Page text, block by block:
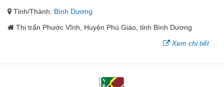
Tỉnh/Thành: Bình Dương
Thị trấn Phước Vĩnh, Huyện Phú Giáo, tỉnh Bình Dương
Xem chi tiết